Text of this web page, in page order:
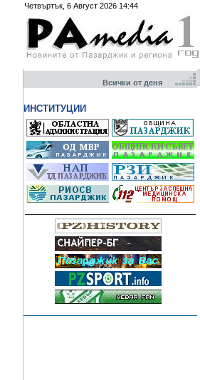
Четвъртък, 6 Август 2026 14:44
Всички от деня
ИНСТИТУЦИИ